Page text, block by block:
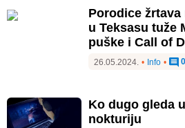
Porodice
u Teksasu tuže
puške i Call of
26.05.2024. • Info • 0
Ko dugo gleda
nokturiju